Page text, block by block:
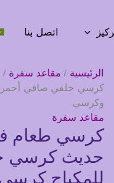
اتصل بنا
الرئيسية / مقاعد سفرة /
كرسي خلفي صافي أحمر
وكرسي
مقاعد سفرة
كرسي طعام
حديث كرسي
للمكياج